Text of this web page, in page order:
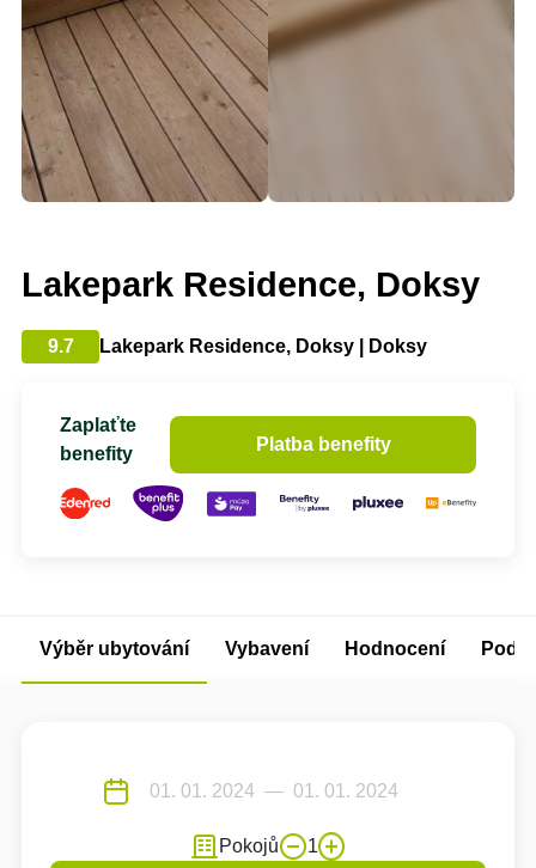
Lakepark Residence, Doksy
9.7 Lakepark Residence, Doksy | Doksy
Zaplaťte
benefity
Platba benefity
Výběr ubytování Vybavení Hodnocení
Pokojů 1